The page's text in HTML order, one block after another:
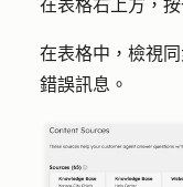
在表格右上方，
在表格中，檢視
錯誤訊息。